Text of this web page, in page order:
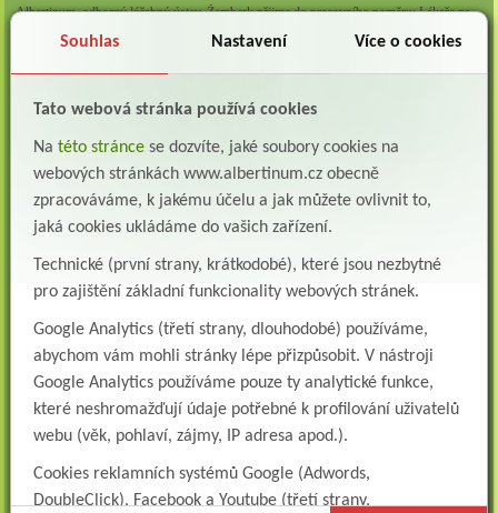
Albertinum, odborný léčebný ústav, Žamberk přijme do pracovního poměru: Lékaře na
Lékař na oddělení psychiatrie
oddělení psychiatrie ...
Lékař oddělení pneumologie a ftizeologie (plicní oddělení)
Albertinum, odborný léčebný ústav, Žamberk přijme do pracovního poměru: Lékaře na
oddělení pneumologie a ftizeologie (pl...
Všeobecná/praktická sestra na LDN
Přidejte se k nám Do našeho týmu přijmeme všeobecnou nebo praktickou sestru na
Všeobecná sestra na plicní oddělení
Albertinum, odborný léčebný ústav, přijme do pracovního poměru: VŠEOBECNÁ
SESTRA na oddělení pneumologie a ftizeologiePr...
Logoped/klinický logoped
Albertinum, OLÚ, Žamberk přijme
KLINICKÉHO LOGOPEDA Nab...
Ergoterapeut/ka
Souhlas Nastavení Více o cookies
Tato webová stránka používá cookies
Na této stránce se dozvíte, jaké soubory cookies na
webových stránkách www.albertinum.cz obecně
zpracováváme, k jakému účelu a jak můžete ovlivnit to,
jaká cookies ukládáme do vašich zařízení.
Technické (první strany, krátkodobé), které jsou nezbytné
pro zajištění základní funkcionality webových stránek.
Google Analytics (třetí strany, dlouhodobé) používáme,
abychom vám mohli stránky lépe přizpůsobit. V nástroji
Google Analytics používáme pouze ty analytické funkce,
které neshromažďují údaje potřebné k profilování uživatelů
webu (věk, pohlaví, zájmy, IP adresa apod.).
Cookies reklamních systémů Google (Adwords,
DoubleClick), Facebook a Youtube (třetí strany,